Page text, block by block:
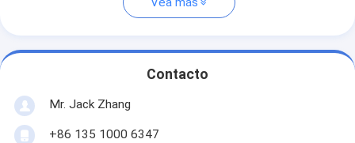
Contacto
Mr. Jack Zhang
+86 135 1000 6347